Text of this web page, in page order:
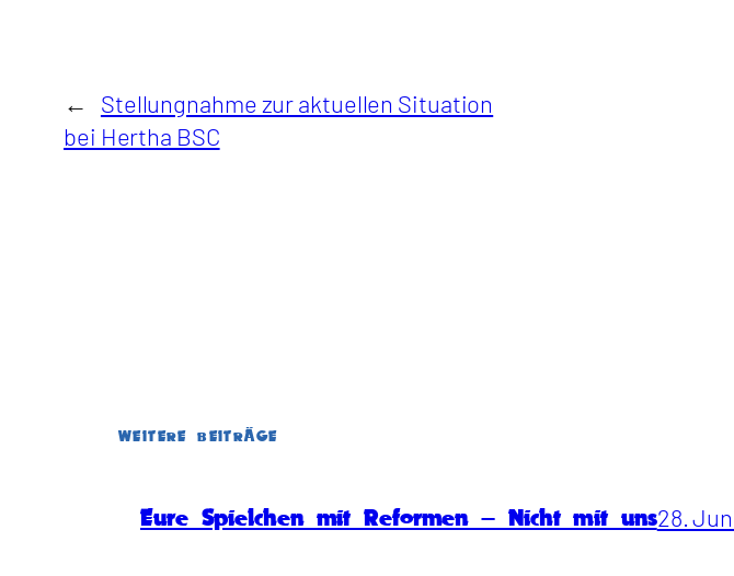
←
Stellungnahme zur aktuellen Situation
bei Hertha BSC
WEITERE BEITRÄGE
Eure Spielchen mit Reformen – Nicht mit uns28.